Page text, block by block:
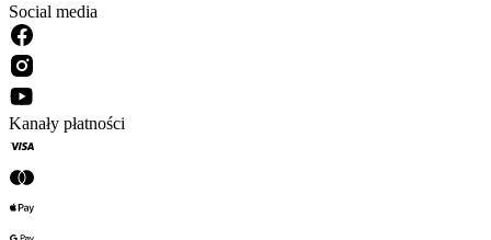
Social media
Kanały płatności